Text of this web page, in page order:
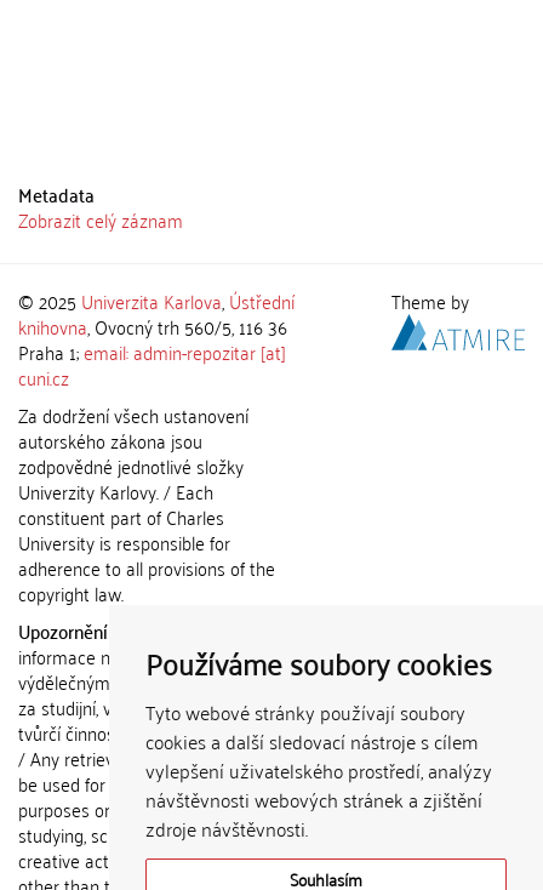
Používáme soubory cookies
Tyto webové stránky používají soubory
cookies a další sledovací nástroje s cílem
vylepšení uživatelského prostředí, analýzy
návštěvnosti webových stránek a zjištění
zdroje návštěvnosti.
Souhlasím
Metadata
Zobrazit celý záznam
© 2025 Univerzita Karlova,Ústřední
knihovna, Ovocný trh 560/5, 116 36
Praha 1;email: admin-repozitar [at]
cuni.cz
Za dodržení všech ustanovení
autorského zákona jsou
zodpovědné jednotlivé složky
Univerzity Karlovy. / Each
constituent part of Charles
University is responsible for
adherence to all provisions of the
copyright law.
Upozornění / Notice:
informace nemohou být použity k
výdělečným účelům nebo vydávány
za studijní, vědeckou nebo jinou
tvůrčí činnost jiné osoby než autora.
/ Any retrieved information shall not
be used for any commercial
purposes or claimed as results of
studying, scientific or any other
creative activities of any person
Theme by